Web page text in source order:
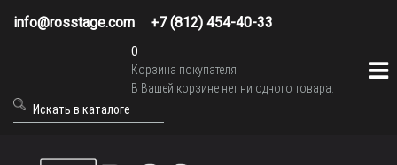
info@rosstage.com +7 (812) 454-40-33
0
Корзина покупателя
В Вашей корзине нет ни одного товара.